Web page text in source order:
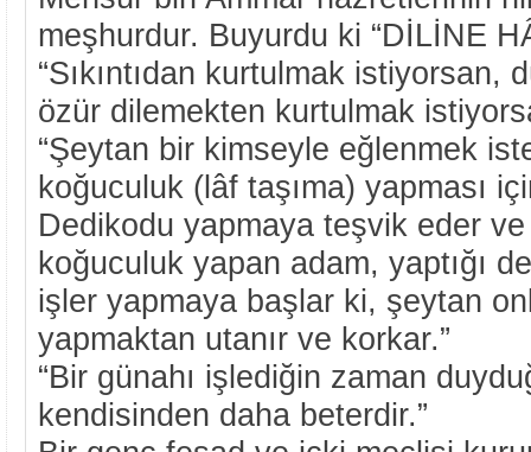
meşhurdur. Buyurdu ki “DİLİNE
“Sıkıntıdan kurtulmak istiyorsan,
özür dilemekten kurtulmak
“Şeytan bir kimseyle eğlenmek
koğuculuk (lâf taşıma) yapması
Dedikodu yapmaya teşvik eder
koğuculuk yapan adam, yaptığı
işler yapmaya başlar ki, şeytan
yapmaktan utanır ve korkar.”
“Bir günahı işlediğin zaman
kendisinden daha beterdir.”